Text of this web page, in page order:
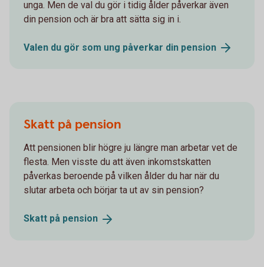
unga. Men de val du gör i tidig ålder påverkar även
din pension och är bra att sätta sig in i.
Valen du gör som ung påverkar din pension
Skatt på pension
Att pensionen blir högre ju längre man arbetar vet de
flesta. Men visste du att även inkomstskatten
påverkas beroende på vilken ålder du har när du
slutar arbeta och börjar ta ut av sin pension?
Skatt på pension